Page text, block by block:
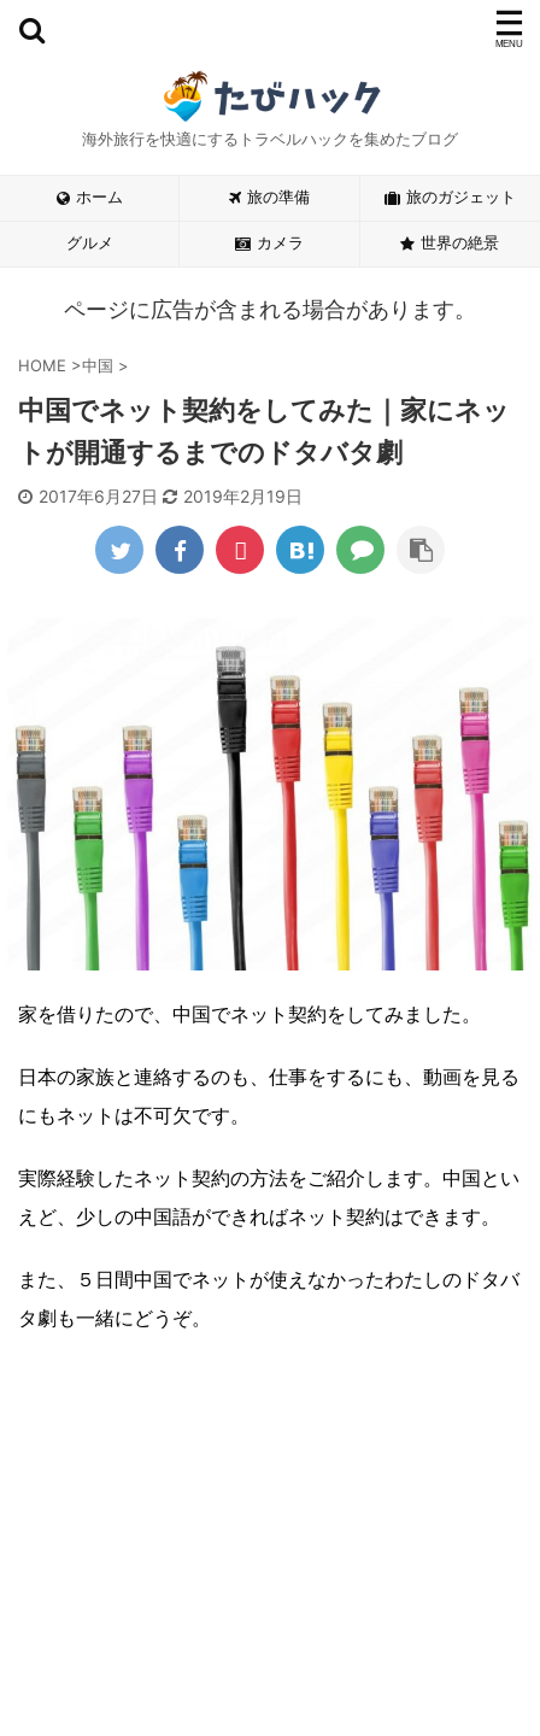
海外旅行を快適にするトラベルハックを集めたブログ
ホーム 旅の準備 旅のガジェット
グルメ カメラ 世界の絶景
ページに広告が含まれる場合があります。
HOME >中国 >
中国でネット契約をしてみた｜家にネッ
トが開通するまでのドタバタ劇
2017年6月27日 2019年2月19日
家を借りたので、中国でネット契約をしてみました。
日本の家族と連絡するのも、仕事をするにも、動画を見る
にもネットは不可欠です。
実際経験したネット契約の方法をご紹介します。中国とい
えど、少しの中国語ができればネット契約はできます。
また、５日間中国でネットが使えなかったわたしのドタバ
タ劇も一緒にどうぞ。